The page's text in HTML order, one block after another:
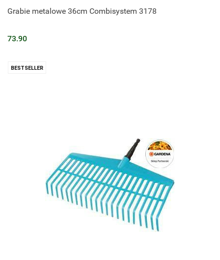
Grabie metalowe 36cm Combisystem 3178
73.90
BESTSELLER